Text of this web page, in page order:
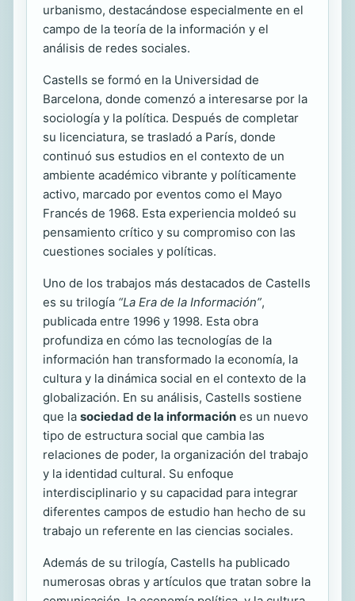
urbanismo, destacándose especialmente en el
campo de la teoría de la información y el
análisis de redes sociales.
Castells se formó en la Universidad de
Barcelona, donde comenzó a interesarse por la
sociología y la política. Después de completar
su licenciatura, se trasladó a París, donde
continuó sus estudios en el contexto de un
ambiente académico vibrante y políticamente
activo, marcado por eventos como el Mayo
Francés de 1968. Esta experiencia moldeó su
pensamiento crítico y su compromiso con las
cuestiones sociales y políticas.
Uno de los trabajos más destacados de Castells
es su trilogía “La Era de la Información”,
publicada entre 1996 y 1998. Esta obra
profundiza en cómo las tecnologías de la
información han transformado la economía, la
cultura y la dinámica social en el contexto de la
globalización. En su análisis, Castells sostiene
que la sociedad de la información es un nuevo
tipo de estructura social que cambia las
relaciones de poder, la organización del trabajo
y la identidad cultural. Su enfoque
interdisciplinario y su capacidad para integrar
diferentes campos de estudio han hecho de su
trabajo un referente en las ciencias sociales.
Además de su trilogía, Castells ha publicado
numerosas obras y artículos que tratan sobre la